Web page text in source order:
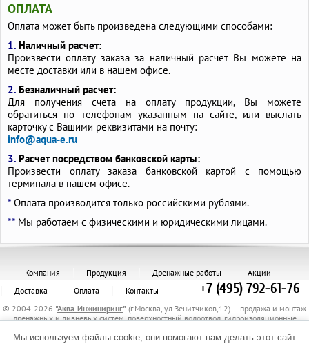
ОПЛАТА
Оплата может быть произведена следующими способами:
1. Наличный расчет:
Произвести оплату заказа за наличный расчет Вы можете на
месте доставки или в нашем офисе.
2. Безналичный расчет:
Для получения счета на оплату продукции, Вы можете
обратиться по телефонам указанным на сайте, или выслать
карточку с Вашими реквизитами на почту:
info@aqua-e.ru
3. Расчет посредством банковской карты:
Произвести оплату заказа банковской картой с помощью
терминала в нашем офисе.
* Оплата производится только российскими рублями.
** Мы работаем с физическими и юридическими лицами.
Компания Продукция Дренажные работы
Акции
Доставка
Оплата Контакты +7 (495) 792-61-76
© 2004-2026 "Аква-Инжиниринг" (г.Москва, ул.Зенитчиков,12) — продажа и монтаж
дренажных и ливневых систем, поверхностный водоотвод, гидроизоляционные
для укрепления грунта, электрообогрев трубопроводов.
Мы используем файлы cookie, они помогают нам делать этот сайт